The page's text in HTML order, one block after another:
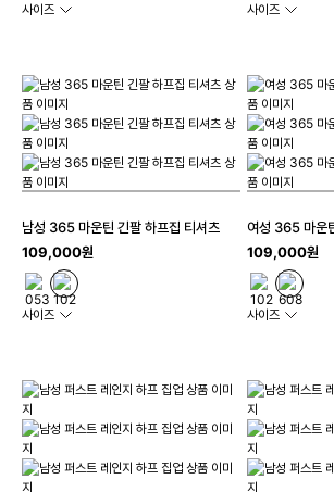
사이즈 사이즈
남성 365 마운틴 긴팔 하프집 티셔츠
109,000원
사이즈
여성 365 마운
109,000원
사이즈